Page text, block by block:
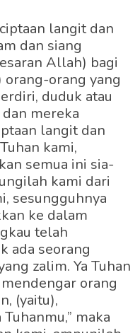
langit dan
dan siang
Allah) bagi
orang-orang yang
duduk atau
mereka
langit dan
kami,
semua ini sia-
kami dari
sesungguhnya
ke dalam
telah
ada seorang
zalim. Ya Tuhan
orang
(yaitu),
maka